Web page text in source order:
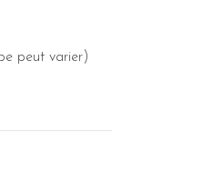
peut varier)